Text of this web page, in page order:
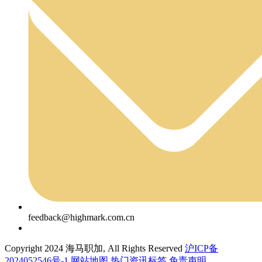
feedback@highmark.com.cn
Copyright 2024 海马职加, All Rights Reserved 沪ICP备